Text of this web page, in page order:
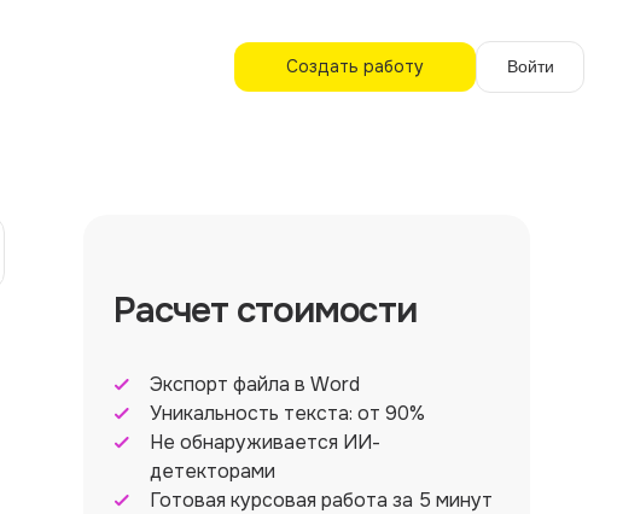
Создать работу Войти
Расчет стоимости
Экспорт файла в Word
Уникальность текста: от 90%
Не обнаруживается ИИ-
детекторами
Готовая курсовая работа за 5 минут